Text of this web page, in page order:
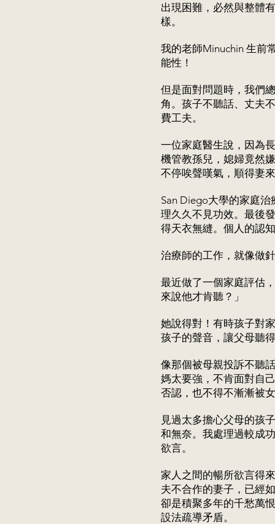
出現困難，必然與整體
樣。
我的老師Minuchin 生前
能性！
但是面對問題時，我們
角。孩子不聽話、丈夫
費工夫。
一位家庭醫生說，因為
機管教孫兒，媳婦竟然
不停唉聲嘆氣，順得妻
San Diego大學的家庭
理久久不見功效。最後
得天衣無縫。個人的認
治療師的工作，就像做
最近做了一個家庭評估
來說他才肯聽？」
她說得對！有時孩子對
孩子的聲音，讓父母聽
像那個被母親投訴不聽
媽太要強，不肯面對自
否認，也不得不漸漸被
見過太多擔心父母的孩
和無奈。我處理過較成
欲言。
家人之間的暢所欲言得
夫不合作的妻子，已經
卻是積聚多年的千愁萬
設法疏導矛盾。